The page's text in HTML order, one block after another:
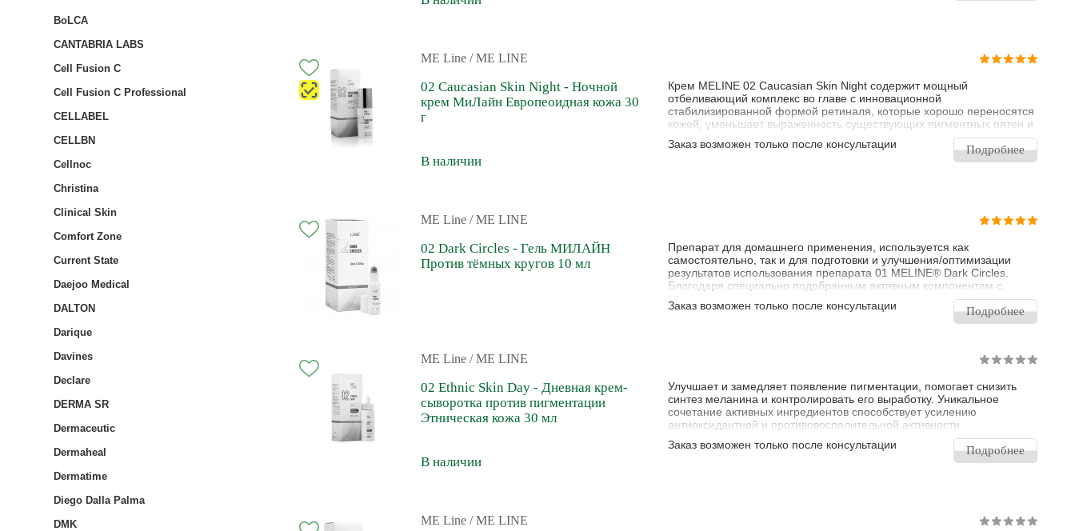
ME Line / ME LINE
02 Caucasian Skin Night - Ночной
крем МиЛайн Европеоидная кожа 30
г
В наличии
Крем MELINE 02 Caucasian Skin Night содержит мощный
отбеливающий комплекс во главе с инновационной
стабилизированной формой ретиналя, которые хорошо переносятся
кожей, уменьшает выраженность существующих пигментных пятен и
замедляет появление новых, а также корректирует признаки
фотостарения, стимулирует клеточный обмен и обладает высокой
Заказ возможен только после консультации Подробнее
ME Line / ME LINE
02 Dark Circles - Гель МИЛАЙН
Против тёмных кругов 10 мл
Препарат для домашнего применения, используется как
самостоятельно, так и для подготовки и улучшения/оптимизации
результатов использования препарата 01 MELINE® Dark Circles.
Благодаря специально подобранным активным компонентам с
депигментирующим действием, смягчает «темные круги» под
глазами, сокращает скопления меланина и гематомеланиновую
гиперпигментацию. Кроме того, стимулирует деление клеток,
Заказ возможен только после консультации Подробнее
ME Line / ME LINE
02 Ethnic Skin Day - Дневная крем-
сыворотка против пигментации
Этническая кожа 30 мл
В наличии
Улучшает и замедляет появление пигментации, помогает снизить
синтез меланина и контролировать его выработку. Уникальное
сочетание активных ингредиентов способствует усилению
антиоксидантной и противовоспалительной активности.
Заказ возможен только после консультации
Подробнее
ME Line / ME LINE
BoLCA
CANTABRIA LABS
Cell Fusion C
Cell Fusion C Professional
CELLABEL
CELLBN
Cellnoc
Christina
Clinical Skin
Comfort Zone
Current State
Daejoo Medical
DALTON
Darique
Davines
Declare
DERMA SR
Dermaceutic
Dermaheal
Dermatime
Diego Dalla Palma
DMK